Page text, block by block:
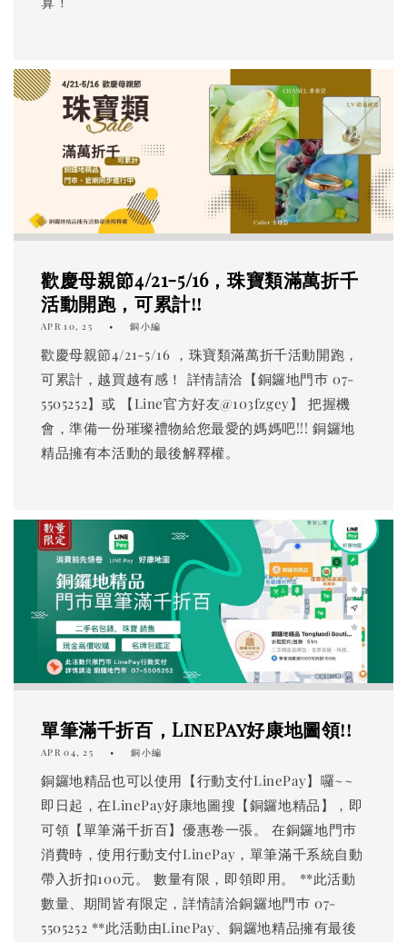
歡慶母親節4/21-5/16，珠寶類滿萬折千
活動開跑，可累計!!
APR 10, 25 銅小編
歡慶母親節4/21-5/16 ，珠寶類滿萬折千活動開跑，
可累計，越買越有感！ 詳情請洽【銅鑼地門巿 07-
5505252】或 【Line官方好友@103fzgey】 把握機
會，準備一份璀璨禮物給您最愛的媽媽吧!!! 銅鑼地
精品擁有本活動的最後解釋權。
單筆滿千折百，LinePay好康地圖領!!
APR 04, 25 銅小編
銅鑼地精品也可以使用【行動支付LinePay】囉~~
即日起，在LinePay好康地圖搜【銅鑼地精品】，即
可領【單筆滿千折百】優惠卷一張。 在銅鑼地門巿
消費時，使用行動支付LinePay，單筆滿千系統自動
帶入折扣100元。 數量有限，即領即用。 **此活動
數量、期間皆有限定，詳情請洽銅鑼地門巿 07-
5505252 **此活動由LinePay、銅鑼地精品擁有最後